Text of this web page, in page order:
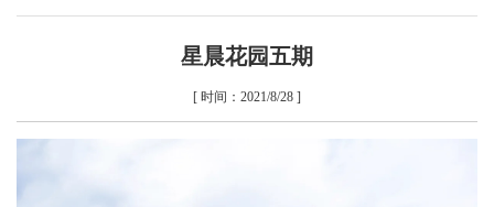
星晨花园五期
[ 时间：2021/8/28 ]